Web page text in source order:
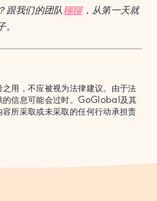
跟我们的团队聊聊，从第一天就
用，不应被视为法律建议。由于法
的信息可能会过时。GoGlobal及其
所采取或未采取的任何行动承担责